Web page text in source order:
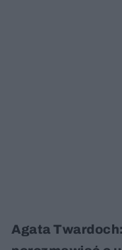
Agata